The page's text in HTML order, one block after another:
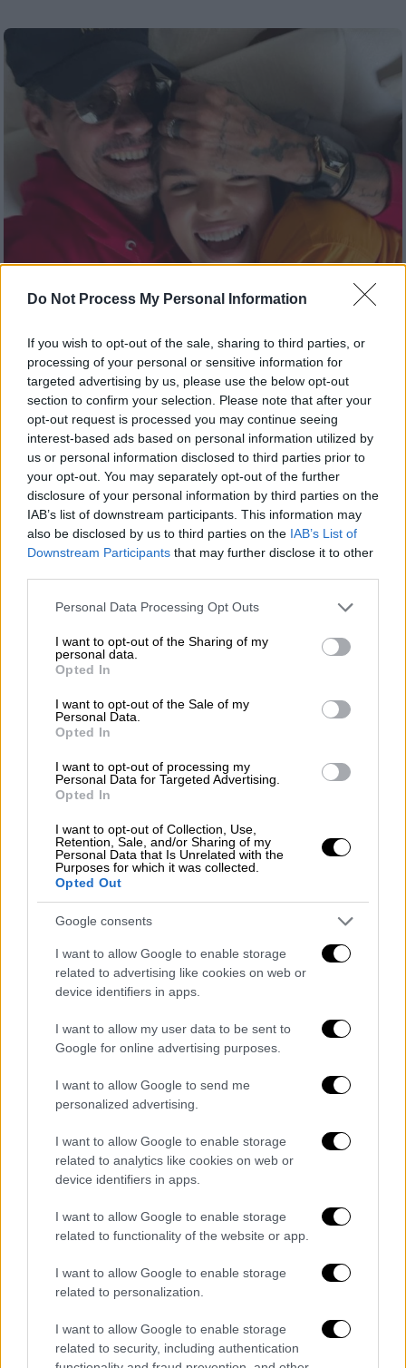
Do Not Process My Personal Information
If you wish to opt-out of the sale, sharing to third parties, or
processing of your personal or sensitive information for
targeted advertising by us, please use the below opt-out
section to confirm your selection. Please note that after your
opt-out request is processed you may continue seeing
interest-based ads based on personal information utilized by
us or personal information disclosed to third parties prior to
your opt-out. You may separately opt-out of the further
disclosure of your personal information by third parties on the
IAB’s list of downstream participants. This information may
also be disclosed by us to third parties on the IAB’s List of
Downstream Participants that may further disclose it to other
Please note that this website/app uses one or more Google
not limited to your visit or usage behaviour. You may click to
grant or deny consent to Google and its third-party tags to
use your data for below specified purposes in below Google
consent section.
Personal Data Processing Opt Outs
I want to opt-out of the Sharing of my
personal data.
Opted In
I want to opt-out of the Sale of my
Personal Data.
Opted In
I want to opt-out of processing my
Personal Data for Targeted Advertising.
Opted In
I want to opt-out of Collection, Use,
Retention, Sale, and/or Sharing of my
Personal Data that Is Unrelated with the
Purposes for which it was collected.
Opted Out
Google consents
I want to allow Google to enable storage
related to advertising like cookies on web or
device identifiers in apps.
I want to allow my user data to be sent to
Google for online advertising purposes.
I want to allow Google to send me
personalized advertising.
I want to allow Google to enable storage
related to analytics like cookies on web or
device identifiers in apps.
I want to allow Google to enable storage
related to functionality of the website or app.
I want to allow Google to enable storage
related to personalization.
I want to allow Google to enable storage
related to security, including authentication
Μαρκ Άντονι: Έγινε πατέρας για έβδομη
φορά – Η φωτογραφία με το νεογέννητο
παιδί του
Ο Μαρκ Άντονι (Marc Anthony) και η σύζυγός
του Νάντια Φερέιρα (Nadia Ferreira)
απέκτησαν το πρώτο τους παιδί ανήμερα
της Ημέρας του πατέρα (18/06)
Lifestyle|15.02.2023 22:00
Ο Μαρκ Άντονι και η Νάντια Φερέιρα
περιμένουν το πρώτο τους παιδί -
Πατέρας για έβδομη φορά ο
τραγουδιστής
Στο στιγμιότυπο που δημοσίευσαν ο
τραγουδιστής φαίνεται να έχει το χέρι του
πάνω στην φουσκωμένη κοιλιά της Φερέιρα
Lifestyle|30.01.2023 10:37
Μαρκ Άντονι: O πρώην σύζυγος της